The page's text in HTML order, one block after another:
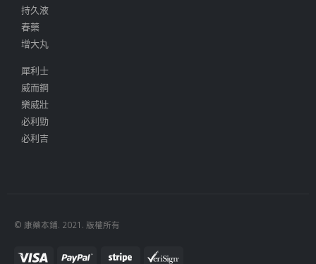
持久液
春藥
增大丸
犀利士
威而鋼
樂威壯
必利勁
必利吉
© 康藥本鋪. 2021. 版權所有